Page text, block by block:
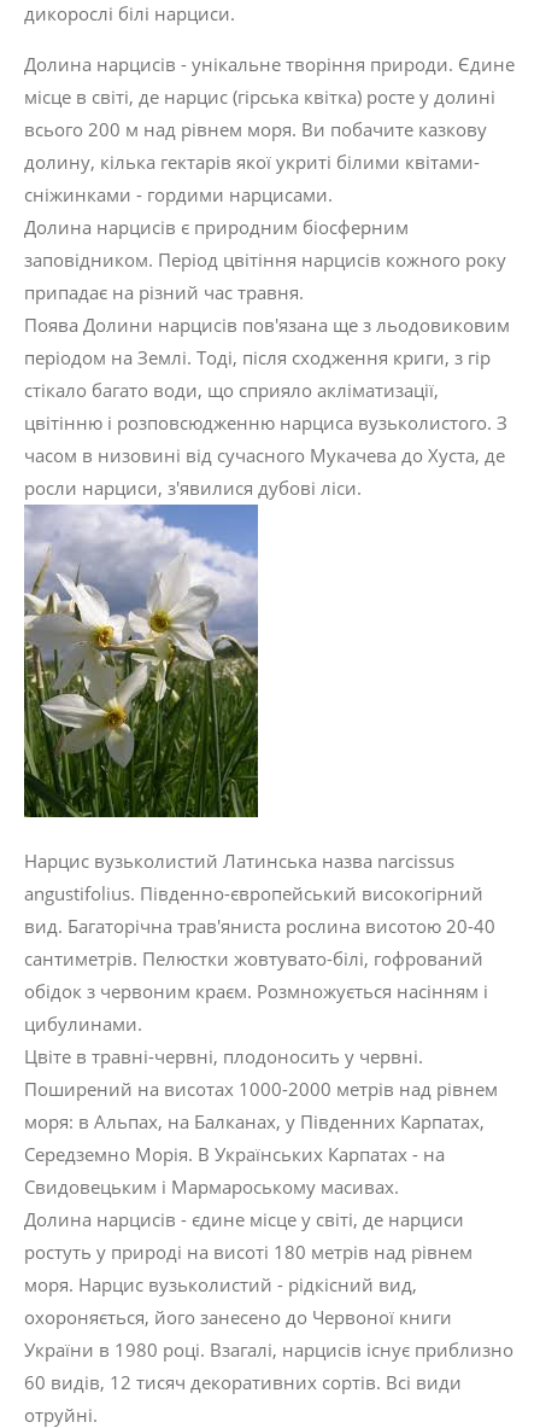
дикорослі білі нарциси.
Долина нарцисів - унікальне творіння природи. Єдине
місце в світі, де нарцис (гірська квітка) росте у долині
всього 200 м над рівнем моря. Ви побачите казкову
долину, кілька гектарів якої укриті білими квітами-
сніжинками - гордими нарцисами.
Долина нарцисів є природним біосферним
заповідником. Період цвітіння нарцисів кожного року
припадає на різний час травня.
Поява Долини нарцисів пов'язана ще з льодовиковим
періодом на Землі. Тоді, після сходження криги, з гір
стікало багато води, що сприяло акліматизації,
цвітінню і розповсюдженню нарциса вузьколистого. З
часом в низовині від сучасного Мукачева до Хуста, де
росли нарциси, з'явилися дубові ліси.
Нарцис вузьколистий Латинська назва narcissus
angustifolius. Південно-європейський високогірний
вид. Багаторічна трав'яниста рослина висотою 20-40
сантиметрів. Пелюстки жовтувато-білі, гофрований
обідок з червоним краєм. Розмножується насінням і
цибулинами.
Цвіте в травні-червні, плодоносить у червні.
Поширений на висотах 1000-2000 метрів над рівнем
моря: в Альпах, на Балканах, у Південних Карпатах,
Середземно Морія. В Українських Карпатах - на
Свидовецьким і Мармароському масивах.
Долина нарцисів - єдине місце у світі, де нарциси
ростуть у природі на висоті 180 метрів над рівнем
моря. Нарцис вузьколистий - рідкісний вид,
охороняється, його занесено до Червоної книги
України в 1980 році. Взагалі, нарцисів існує приблизно
60 видів, 12 тисяч декоративних сортів. Всі види
отруйні.